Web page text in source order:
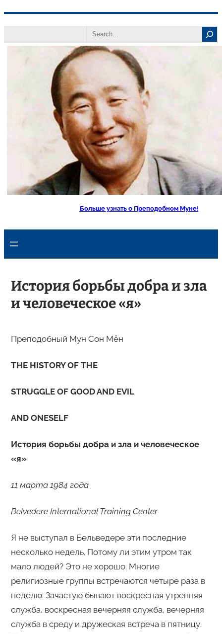
содержимому
Search
Больше узнать о Преподобном Муне!
История борьбы добра и зла
и человеческое «я»
Преподобный Мун Сон Мён
THE HISTORY OF THE
STRUGGLE OF GOOD AND EVIL
AND ONESELF
История борьбы добра и зла и человеческое
«я»
11 марта 1984 года
Belvedere International Training Center
Я не выступал в Бельведере эти последние
несколько недель. Потому ли этим утром так
мало людей? Это не хорошо. Многие
религиозные группы встречаются четыре раза в
неделю. Зачастую бывают воскресная утренняя
служба, воскресная вечерняя служба, вечерняя
служба в среду и дружеская встреча в пятницу.